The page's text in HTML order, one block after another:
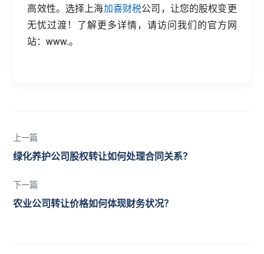
高效性。选择上海加喜财税公司，让您的股权变更
无忧过渡！了解更多详情，请访问我们的官方网
站：www.。
上一篇
绿化养护公司股权转让如何处理合同关系？
下一篇
农业公司转让价格如何体现财务状况？